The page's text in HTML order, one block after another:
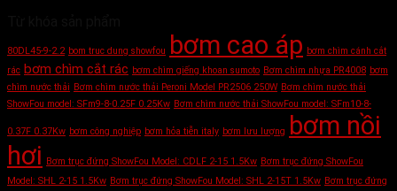
80DL45-9-2.2 bom truc dung showfou bơm cao áp bơm chìm cánh cắt
rác bơm chìm cắt rác bơm chìm giếng khoan sumoto Bơm chìm nhựa PR4008 bơm
chìm nước thải Bơm chìm nước thải Peroni Model PR2506 250W Bơm chìm nước thải
ShowFou model: SFm9-8-0.25F 0.25Kw Bơm chìm nước thải ShowFou model: SFm10-8-
0.37F 0.37Kw bơm công nghiệp bơm hỏa tiễn italy bơm lưu lượng
bơm nồi
hơi Bơm trục đứng ShowFou Model: CDLF 2-15 1.5Kw Bơm trục đứng ShowFou
Model: SHL 2-15 1.5Kw Bơm trục đứng ShowFou Model: SHL 2-15T 1.5Kw Bơm trục đứng